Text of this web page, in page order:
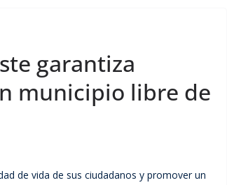
garantiza
municipio libre de
de vida de sus ciudadanos y promover un